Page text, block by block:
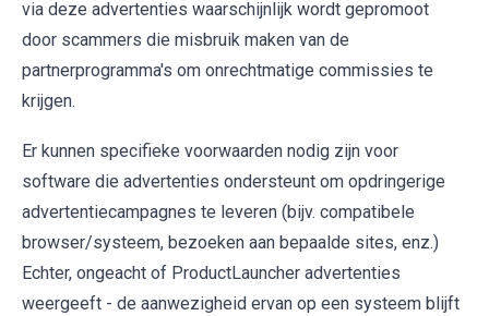
via deze advertenties waarschijnlijk wordt gepromoot
door scammers die misbruik maken van de
partnerprogramma's om onrechtmatige commissies te
krijgen.
Er kunnen specifieke voorwaarden nodig zijn voor
software die advertenties ondersteunt om opdringerige
advertentiecampagnes te leveren (bijv. compatibele
browser/systeem, bezoeken aan bepaalde sites, enz.)
Echter, ongeacht of ProductLauncher advertenties
weergeeft - de aanwezigheid ervan op een systeem blijft